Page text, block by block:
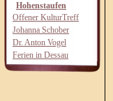
Hohenstaufen
Offener KulturTreff
Johanna Schober
Dr. Anton Vogel
Ferien in Dessau